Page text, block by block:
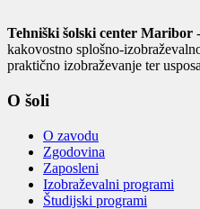
Tehniški šolski center Maribor
kakovostno splošno-
praktično izobraževanje ter
O šoli
O zavodu
Zgodovina
Zaposleni
Izobraževalni programi
Študijski programi